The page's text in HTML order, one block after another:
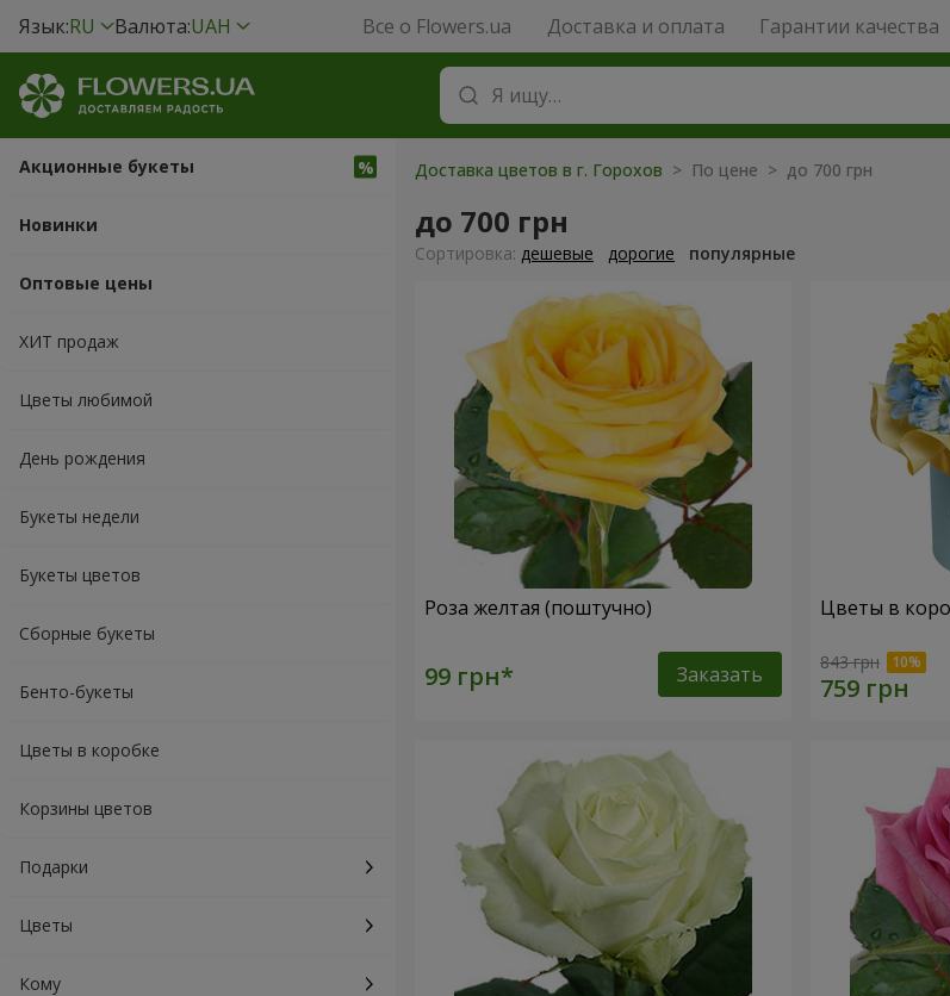
Язык:RU Валюта:UAH Все о Flowers.ua Доставка и оплата Гарантии качества
Акционные букеты
Новинки
Оптовые цены
ХИТ продаж
Цветы любимой
День рождения
Букеты недели
Букеты цветов
Сборные букеты
Бенто-букеты
Цветы в коробке
Корзины цветов
Подарки
Цветы
Кому
Доставка цветов в г. Горохов > По цене > до 700 грн
до 700 грн
Cортировка: дешевые дорогие популярные
Роза желтая (поштучно)
Заказать
Цветы в
843 грн